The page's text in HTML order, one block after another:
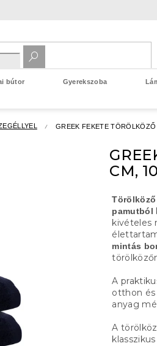
bútor Gyerekszoba
GREEK FEKETE
CM,
Törölköző
pamutból
kivételes
mintás
A
otthon és
anyag
A